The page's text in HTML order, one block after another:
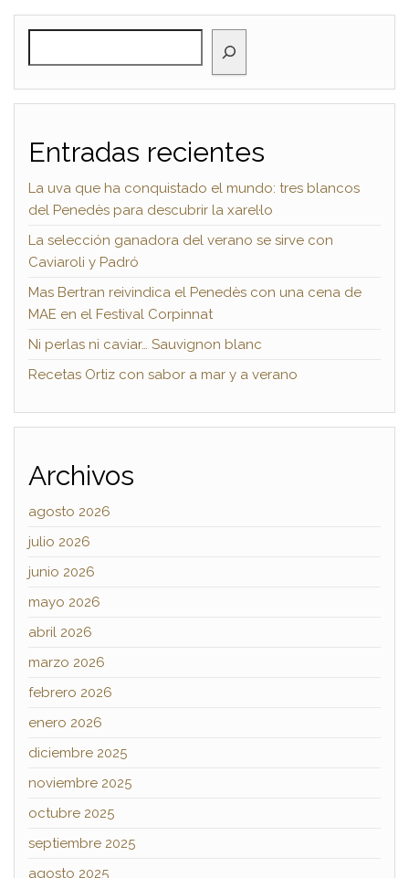
Entradas recientes
La uva que ha conquistado el mundo: tres blancos
del Penedès para descubrir la xarel·lo
La selección ganadora del verano se sirve con
Caviaroli y Padró
Mas Bertran reivindica el Penedès con una cena de
MAE en el Festival Corpinnat
Ni perlas ni caviar… Sauvignon blanc
Recetas Ortiz con sabor a mar y a verano
Archivos
agosto 2026
julio 2026
junio 2026
mayo 2026
abril 2026
marzo 2026
febrero 2026
enero 2026
diciembre 2025
noviembre 2025
octubre 2025
septiembre 2025
agosto 2025